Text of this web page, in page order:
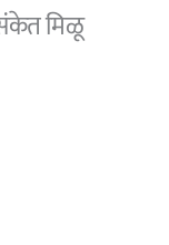
मिळू